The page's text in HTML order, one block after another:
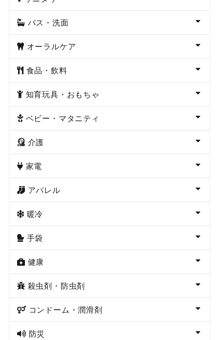
バス・洗面
オーラルケア
食品・飲料
知育玩具・おもちゃ
ベビー・マタニティ
介護
家電
アパレル
暖冷
手袋
健康
殺虫剤・防虫剤
コンドーム・潤滑剤
防災